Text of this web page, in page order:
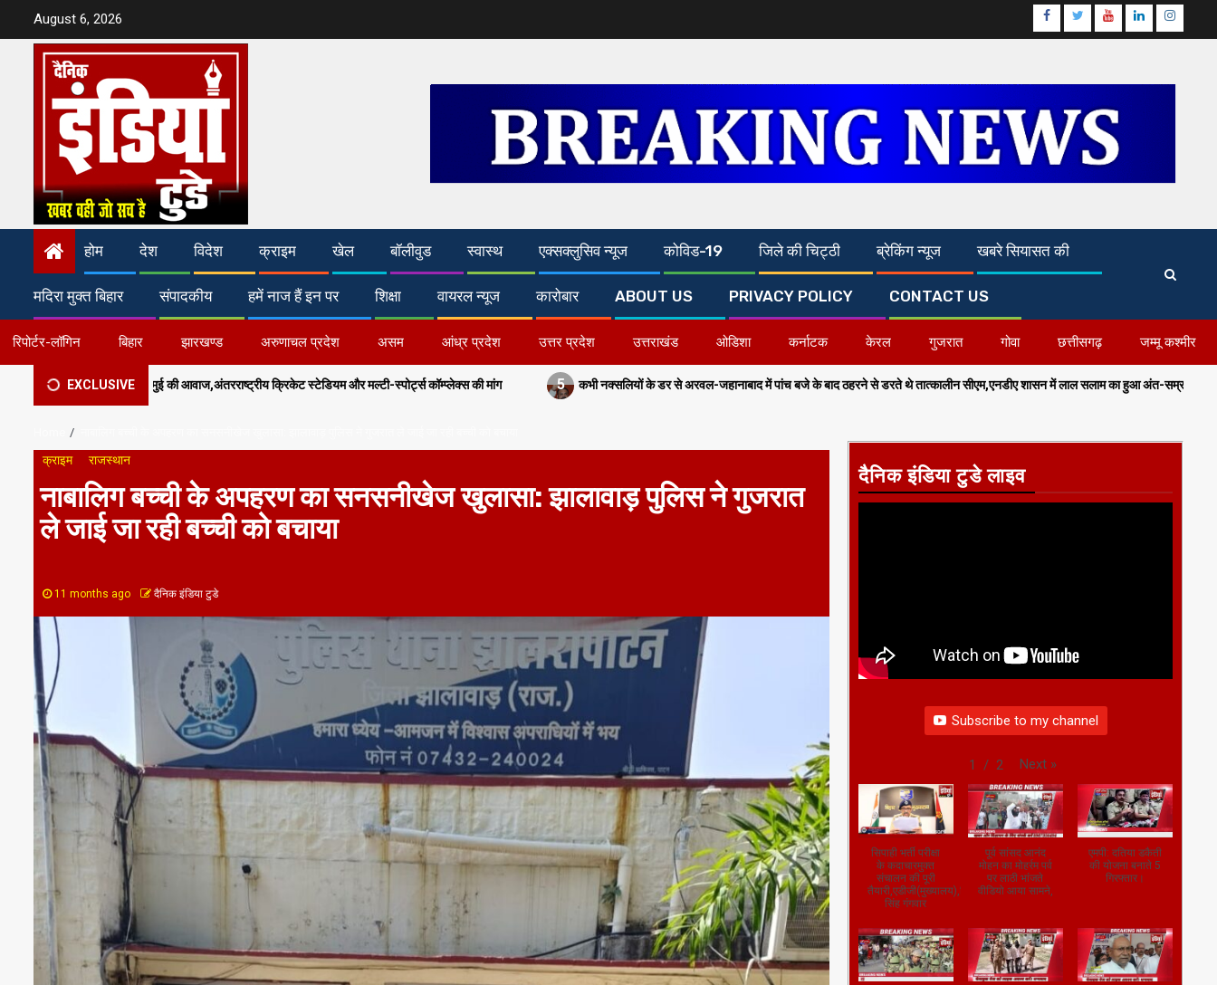
content
August 6, 2026 Facebook
TwitterYoutubeLinkedin
होम देश विदेश क्राइम खेल बॉलीवुड स्वास्थ एक्सक्लुसिव न्यूज कोविड-19 जिले की चिट्ठी ब्रेकिंग न्यूज खबरे सियासत की
मदिरा मुक्त बिहार संपादकीय हमें नाज हैं इन पर शिक्षा वायरल न्यूज कारोबार ABOUT US PRIVACY POLICY CONTACT US
रिपोर्टर-लॉगिन बिहार झारखण्ड अरुणाचल प्रदेश असम आंध्र प्रदेश उत्तर प्रदेश उत्तराखंड ओडिशा कर्नाटक केरल गुजरात गोवा छत्तीसगढ़ जम्मू कश्मीर
EXCLUSIVE
की आवाज,अंतरराष्ट्रीय क्रिकेट स्टेडियम और मल्टी-स्पोर्ट्स कॉम्प्लेक्स की मांग 5 कभी नक्सलियों के डर से अरवल-जहानाबाद में पांच बजे के बाद ठहरने से डरते थे तात्कालीन सीएम,एनडीए शासन में लाल सलाम का हुआ अंत-सम्राट चौधरी,गृह मंत्री 1
क्राइम राजस्थान
नाबालिग बच्ची के अपहरण का सनसनीखेज खुलासा: झालावाड़ पुलिस ने गुजरात
ले जाई जा रही बच्ची को बचाया
11 months ago दैनिक इंडिया टुडे
दैनिक इंडिया टुडे लाइव
Subscribe to my channel
1 / 2 Next »
सिपाही भर्ती परीक्षा
के कदाचारमुक्त
संचालन की पूरी
तैयारी,एडीजी(मुख्यालय),जितेंद्र
सिंह गंगवार
पूर्व सांसद आनंद
मोहन का मोहर्रम पर्व
पर लाठी भांजते
वीडियो आया सामने,
एमपी: दतिया डकैती
की योजना बनाते 5
गिरफ्तार।